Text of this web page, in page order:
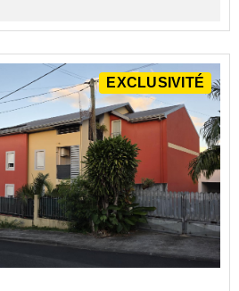
EXCLUSIVITÉ